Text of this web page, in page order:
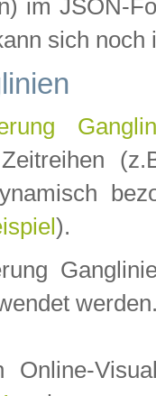
im JSON-
sich noch
).
Online-